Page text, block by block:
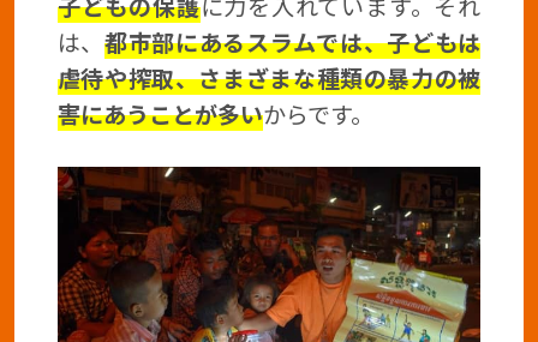
は、都市部にあるスラムでは、子どもは
虐待や搾取、さまざまな種類の暴力の被
害にあうことが多いからです。